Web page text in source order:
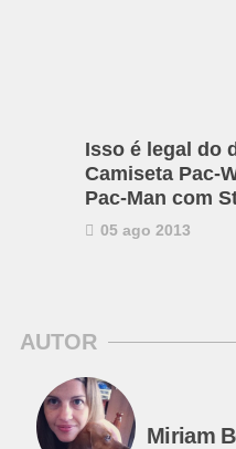
Isso é legal do
Camiseta Pac-
Pac-Man com
05 ago 2013
AUTOR
Miriam